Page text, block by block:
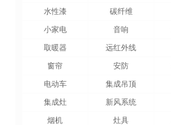
水性漆 碳纤维
小家电 音响
取暖器 远红外线
窗帘 安防
电动车 集成吊顶
集成灶 新风系统
烟机 灶具